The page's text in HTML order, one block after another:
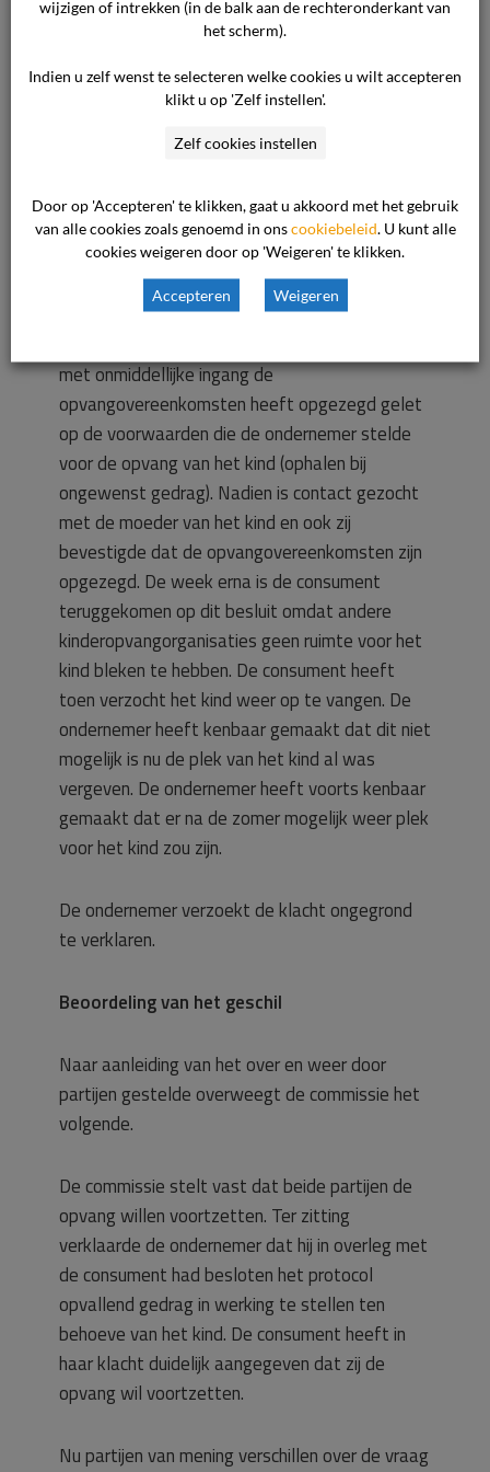
worden volstaan. Ook is medegedeeld dat
indien het kind op andere dagen onhandelbaar
blijkt te zijn, de consument het kind dient op te
halen. De ondernemer stelt dat de moeder
hiermee akkoord is gegaan.
De ondernemer voert aan dat op 22 juni 2023
de situatie escaleerde en de moeder van het
kind is gebeld om te laten weten dat het kind
moet worden opgehaald. Vervolgens heeft de
consument gebeld met de ondernemer. De
met onmiddellijke ingang de
opvangovereenkomsten heeft opgezegd gelet
op de voorwaarden die de ondernemer stelde
voor de opvang van het kind (ophalen bij
ongewenst gedrag). Nadien is contact gezocht
met de moeder van het kind en ook zij
bevestigde dat de opvangovereenkomsten zijn
opgezegd. De week erna is de consument
teruggekomen op dit besluit omdat andere
kinderopvangorganisaties geen ruimte voor het
kind bleken te hebben. De consument heeft
toen verzocht het kind weer op te vangen. De
ondernemer heeft kenbaar gemaakt dat dit niet
mogelijk is nu de plek van het kind al was
vergeven. De ondernemer heeft voorts kenbaar
gemaakt dat er na de zomer mogelijk weer plek
voor het kind zou zijn.
De ondernemer verzoekt de klacht ongegrond
te verklaren.
Beoordeling van het geschil
Naar aanleiding van het over en weer door
partijen gestelde overweegt de commissie het
volgende.
De commissie stelt vast dat beide partijen de
opvang willen voortzetten. Ter zitting
verklaarde de ondernemer dat hij in overleg met
de consument had besloten het protocol
opvallend gedrag in werking te stellen ten
behoeve van het kind. De consument heeft in
haar klacht duidelijk aangegeven dat zij de
opvang wil voortzetten.
Nu partijen van mening verschillen over de vraag
wijzigen of intrekken (in de balk aan de rechteronderkant van
het scherm).
Indien u zelf wenst te selecteren welke cookies u wilt accepteren
klikt u op 'Zelf instellen'.
Zelf cookies instellen
Door op 'Accepteren' te klikken, gaat u akkoord met het gebruik
van alle cookies zoals genoemd in onscookiebeleid . U kunt alle
cookies weigeren door op 'Weigeren' te klikken.
Accepteren Weigeren